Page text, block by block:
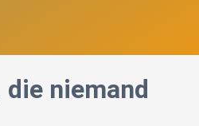
niemand